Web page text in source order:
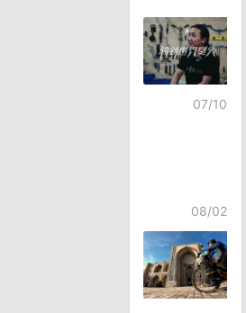
07/10
08/02